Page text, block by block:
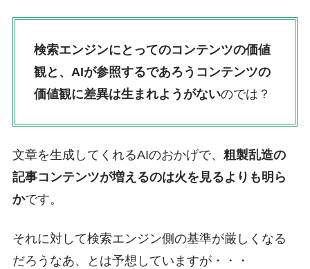
検索エンジンにとってのコンテンツの価値
観と、AIが参照するであろうコンテンツの
価値観に差異は生まれようがないのでは？
文章を生成してくれるAIのおかげで、 粗製乱造の
記事コンテンツが増えるのは火を見るよりも明ら
かです。
それに対して検索エンジン側の基準が厳しくなる
だろうなあ、とは予想していますが・・・